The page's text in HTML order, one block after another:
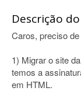
Descrição
Caros, preciso
1) Migrar o site
temos a
em HTML.